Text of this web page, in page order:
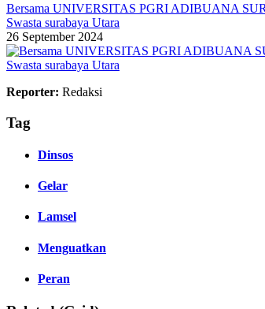
Bersama UNIVERSITAS PGRI ADIBUANA
Swasta surabaya Utara
26 September 2024
Reporter: Redaksi
Tag
Dinsos
Gelar
Lamsel
Menguatkan
Peran